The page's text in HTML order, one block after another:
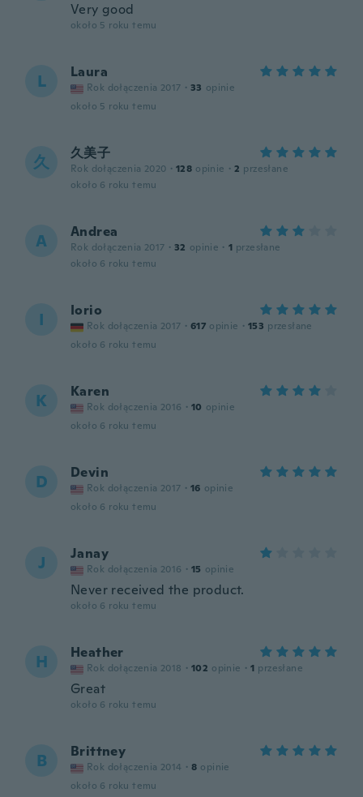
Very good
około 5 roku temu
L Laura
Rok dołączenia 2017 · 33 opinie
około 5 roku temu
久 久美子
Rok dołączenia 2020 · 128 opinie · 2 przesłane
około 6 roku temu
A Andrea
Rok dołączenia 2017 · 32 opinie · 1 przesłane
około 6 roku temu
I Iorio
Rok dołączenia 2017 · 617 opinie · 153 przesłane
około 6 roku temu
K Karen
Rok dołączenia 2016 · 10 opinie
około 6 roku temu
D Devin
Rok dołączenia 2017 · 16 opinie
około 6 roku temu
J Janay
Rok dołączenia 2016 · 15 opinie
Never received the product.
około 6 roku temu
H Heather
Rok dołączenia 2018 · 102 opinie · 1 przesłane
Great
około 6 roku temu
B Brittney
Rok dołączenia 2014 · 8 opinie
około 6 roku temu